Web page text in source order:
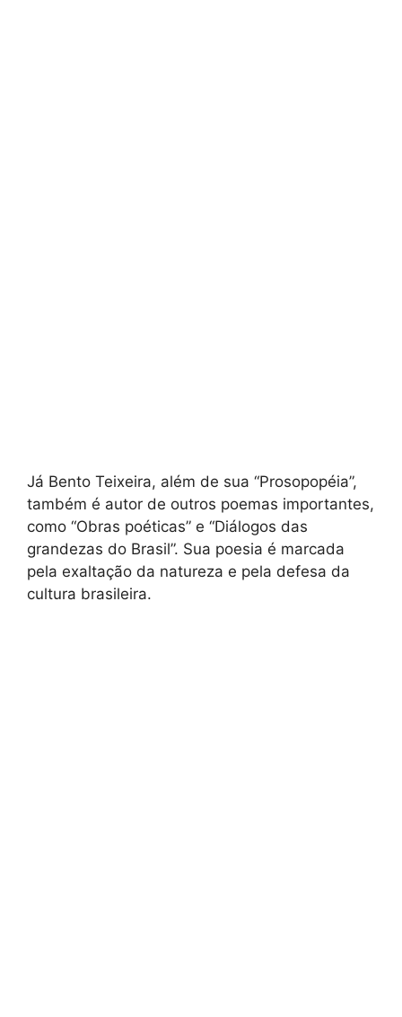
Já Bento Teixeira, além de sua “Prosopopéia”,
também é autor de outros poemas importantes,
como “Obras poéticas” e “Diálogos das
grandezas do Brasil”. Sua poesia é marcada
pela exaltação da natureza e pela defesa da
cultura brasileira.